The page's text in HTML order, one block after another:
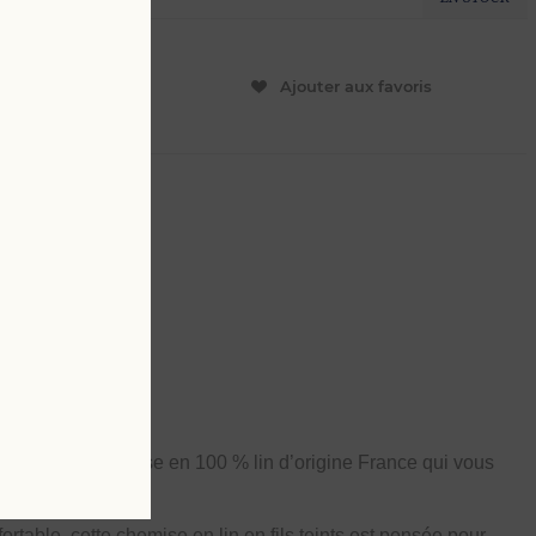
Ajouter aux favoris
chemise en 100 % lin d’origine France qui vous